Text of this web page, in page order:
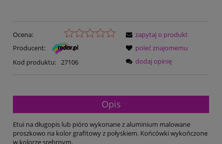
Ocena:
Producent:
Kod produktu: 27106
zapytaj o produkt
poleć znajomemu
dodaj opinię
Opis
Etui na długopis lub pióro wykonane z aluminium malowane
proszkowo na kolor grafitowy z połyskiem. Końcówki wykończone
w kolorze srebrnym.